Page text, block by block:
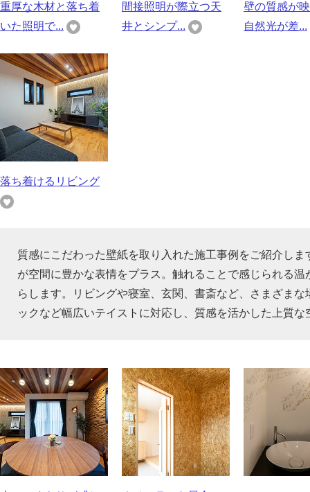
重厚な木材と落ち着
いた照明で...
間接照明が際立つ天
井とシンプ...
壁の質感が
自然光が差...
落ち着けるリビング
質感にこだわった壁紙を取り入れた施工事例をご紹介し
が空間に豊かな表情をプラス。触れることで感じられる
らします。リビングや寝室、玄関、書斎など、さまざま
ックなど幅広いテイストに対応し、質感を活かした上質